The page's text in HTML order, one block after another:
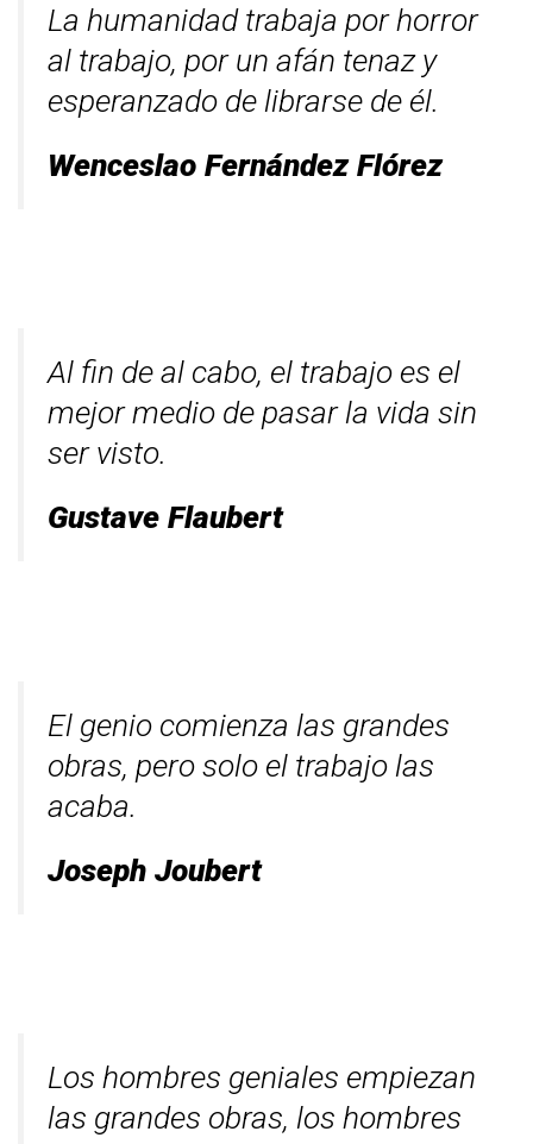
La humanidad trabaja por horror
al trabajo, por un afán tenaz y
esperanzado de librarse de él.
Wenceslao Fernández Flórez
Al fin de al cabo, el trabajo es el
mejor medio de pasar la vida sin
ser visto.
Gustave Flaubert
El genio comienza las grandes
obras, pero solo el trabajo las
acaba.
Joseph Joubert
Los hombres geniales empiezan
las grandes obras, los hombres